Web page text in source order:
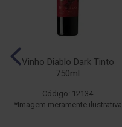
Vinho Diablo Dark Tinto
750ml
Código: 12134
*Imagem meramente ilustrativa